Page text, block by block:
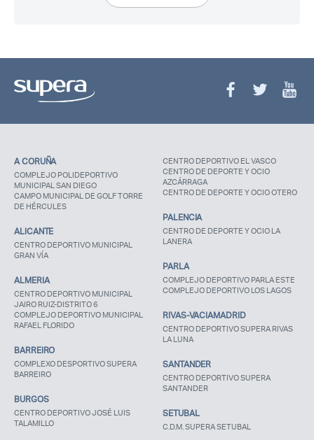
¿Ya eres socio pero no
estas registrado?
¿Olvidaste tu
contraseña?
A CORUÑA
COMPLEJO POLIDEPORTIVO
MUNICIPAL SAN DIEGO
CAMPO MUNICIPAL DE GOLF TORRE
DE HÉRCULES
ALICANTE
CENTRO DEPORTIVO MUNICIPAL
GRAN VÍA
ALMERIA
CENTRO DEPORTIVO MUNICIPAL
JAIRO RUIZ-DISTRITO 6
COMPLEJO DEPORTIVO MUNICIPAL
RAFAEL FLORIDO
BARREIRO
COMPLEXO DESPORTIVO SUPERA
BARREIRO
BURGOS
CENTRO DEPORTIVO JOSÉ LUIS
TALAMILLO
CENTRO DEPORTIVO EL VASCO
CENTRO DE DEPORTE Y OCIO
AZCÁRRAGA
CENTRO DE DEPORTE Y OCIO OTERO
PALENCIA
CENTRO DE DEPORTE Y OCIO LA
LANERA
PARLA
COMPLEJO DEPORTIVO PARLA ESTE
COMPLEJO DEPORTIVO LOS LAGOS
RIVAS-VACIAMADRID
CENTRO DEPORTIVO SUPERA RIVAS
LA LUNA
SANTANDER
CENTRO DEPORTIVO SUPERA
SANTANDER
SETUBAL
C.D.M. SUPERA SETUBAL